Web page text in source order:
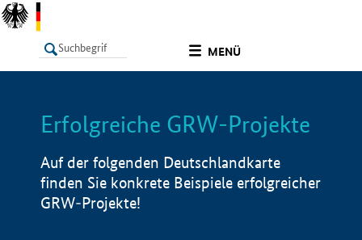
MENÜ
LISTE Info
Erfolgreiche GRW-Projekte
Auf der folgenden Deutschlandkarte
finden Sie konkrete Beispiele erfolgreicher
GRW-Projekte!